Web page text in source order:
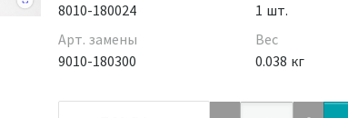
8010-180024
Арт. замены
9010-180300
1 шт.
Вес
0.038 кг